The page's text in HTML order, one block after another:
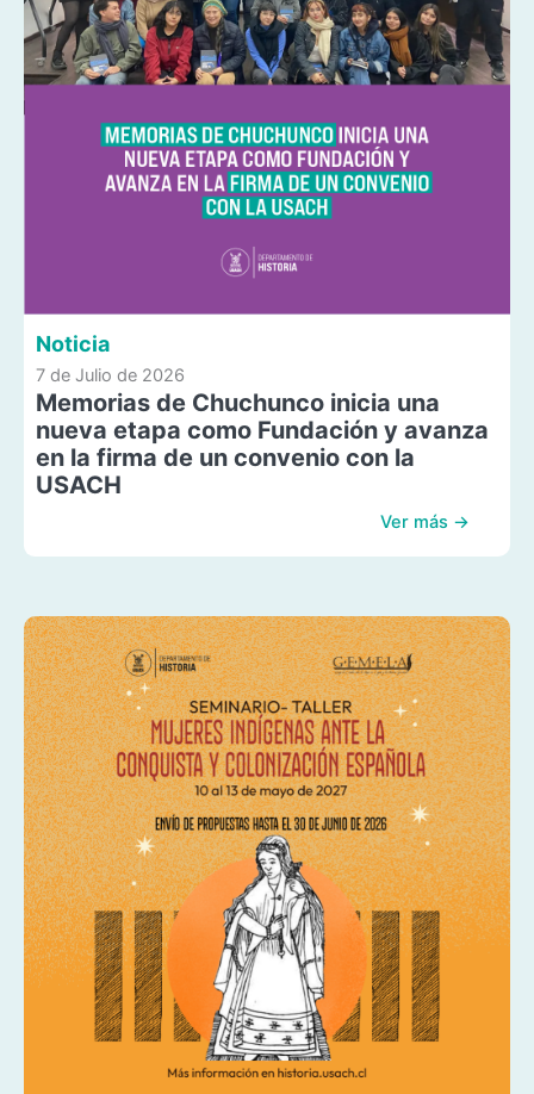
Noticia
7 de Julio de 2026
Memorias de Chuchunco inicia una
nueva etapa como Fundación y avanza
en la firma de un convenio con la
USACH
Ver más →